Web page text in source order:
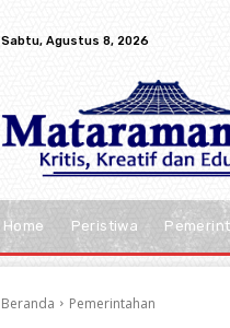
Sabtu, Agustus 8, 2026
Home Peristiwa
Beranda Pemerintahan